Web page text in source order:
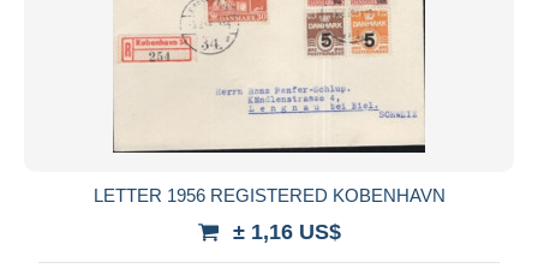
Aplicar
LETTER 1956 REGISTERED KOBENHAVN
± 1,16 US$